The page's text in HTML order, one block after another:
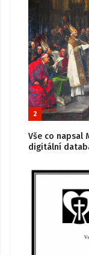
2
Vše co napsal
digitální